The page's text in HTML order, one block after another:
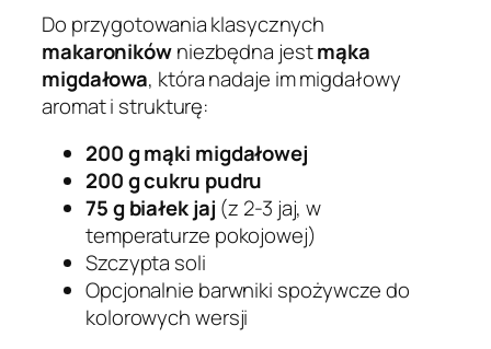
Do przygotowania klasycznych
makaronikówniezbędna jestmąka
migdałowa, która nadaje im migdałowy
aromat i strukturę:
200 g mąki migdałowej
200 g cukru pudru
75 g białek jaj (z 2-3 jaj, w
temperaturze pokojowej)
Szczypta soli
Opcjonalnie barwniki spożywcze do
kolorowych wersji